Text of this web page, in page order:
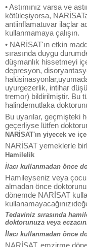
• Astımınız varsa ve
kötüleşiyorsa,
antiinflamatuvar ilaçlar
kullanmamaya çalışın.
• NARİSAT'ın etkin
sırasında duygu
düşmanlık hissetmeyi
depresyon,
uyurgezerlik, intihar
tremor) bildirilmiştir. Bu
halindemutlaka
Bu uyarılar, geçmişteki
geçerliyse lütfen
NARİSAT'ın yiyecek ve
NARİSAT yemeklerle
Hamilelik
İlacı kullanmadan önce
Hamileyseniz veya
almadan önce
dönemde NARİSAT
Tedaviniz sırasında
doktorunuza veya
İlacı kullanmadan önce
NARİSAT, emzirme